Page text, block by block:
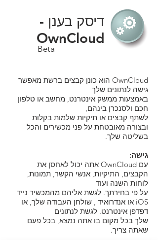
דיסק בענן -
OwnCloud
Beta
OwnCloud הוא כונן קבצים ברשת מאפשר
גישה לנתונים שלך
באמצעות ממשק אינטרנט, מחשב או טלפון
חכם ולסנכרן בינהם,
לשתף קבצים או תיקיות שלמות בקלות
ובצורה מאובטחת על פני מכשירים והכל
בשליטה שלך.
גישה:
עם OwnCloud אתה יכול לאחסן את
הקבצים, התיקיות, אנשי הקשר, תמונות,
לוחות השנה ועוד
על פי בחירתך. לגשת אליהם מהמכשיר נייד
iOS או אנדרואיד , שולחן העבודה שלך, או
דפדפן אינטרנט. לגשת לנתונים
שלך בכל מקום בו אתה נמצא, בכל פעם
שאתה צריך.